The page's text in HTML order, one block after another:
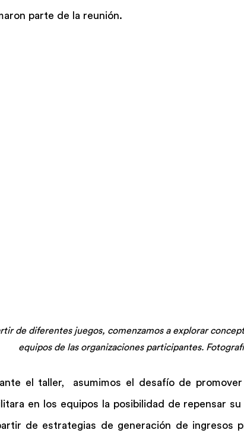
parte de la reunión.
de diferentes juegos, comenzamos a explorar
equipos de las organizaciones participantes.
el taller,  asumimos el desafío de
en los equipos la posibilidad de repensar
de estrategias de generación de ingresos